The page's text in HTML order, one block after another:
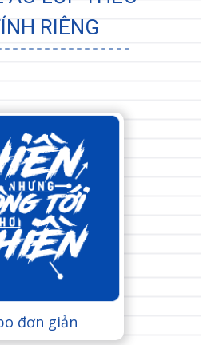
RIÊNG
đơn giản